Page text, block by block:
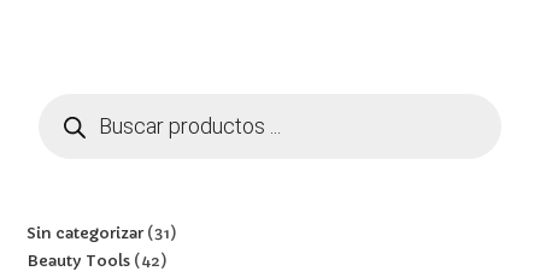
Sin categorizar 31
Beauty Tools 42